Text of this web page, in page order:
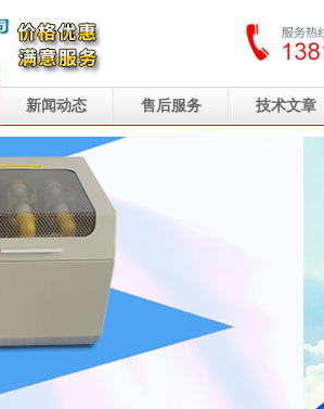
新闻动态 售后服务 技术文章